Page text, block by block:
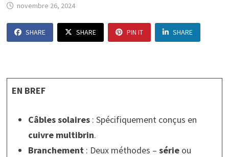
novembre 26, 2024
SHARE SHARE PIN IT SHARE
EN BREF
Câbles solaires: Spécifiquement conçus en
cuivre multibrin.
Branchement: Deux méthodes – sérieou